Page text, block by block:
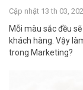
Cập nhật 13 th 03,
Mỗi màu sắc đều
khách hàng. Vậy
trong Marketing?